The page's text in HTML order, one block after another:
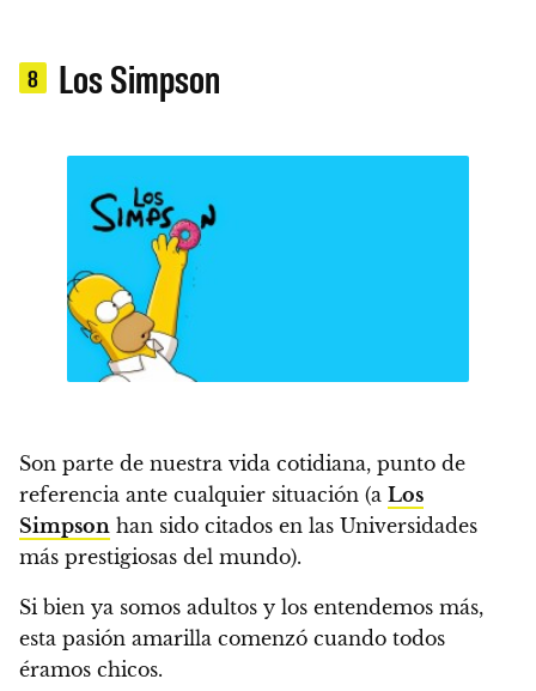
8 Los Simpson
Son parte de nuestra vida cotidiana, punto de
referencia ante cualquier situación (a Los
Simpson han sido citados en las Universidades
más prestigiosas del mundo).
Si bien ya somos adultos y los entendemos más,
esta pasión amarilla comenzó cuando todos
éramos chicos.